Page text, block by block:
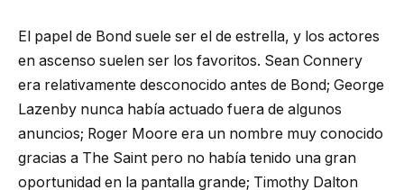
El papel de Bond suele ser el de estrella, y los actores
en ascenso suelen ser los favoritos. Sean Connery
era relativamente desconocido antes de Bond; George
Lazenby nunca había actuado fuera de algunos
anuncios; Roger Moore era un nombre muy conocido
gracias a The Saint pero no había tenido una gran
oportunidad en la pantalla grande; Timothy Dalton